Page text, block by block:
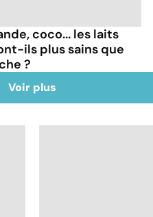
coco... les laits
ils plus sains que
?
Voir plus